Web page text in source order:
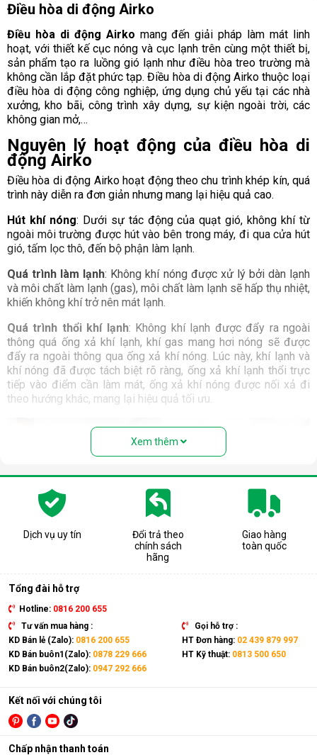
Điều hòa di động Airko
Điều hòa di động Airko mang đến giải pháp làm mát linh
hoạt, với thiết kế cục nóng và cục lạnh trên cùng một thiết bị,
sản phẩm tạo ra luồng gió lạnh như điều hòa treo trường mà
không cần lắp đặt phức tạp. Điều hòa di động Airko thuộc loại
điều hòa di động công nghiệp, ứng dụng chủ yếu tại các nhà
xưởng, kho bãi, công trình xây dựng, sự kiện ngoài trời, các
không gian mở,…
Nguyên lý hoạt động của điều hòa di
động Airko
Điều hòa di động Airko hoạt động theo chu trình khép kín, quá
trình này diễn ra đơn giản nhưng mang lại hiệu quả cao.
Hút khí nóng: Dưới sự tác động của quạt gió, không khí từ
ngoài môi trường được hút vào bên trong máy, đi qua cửa hút
gió, tấm lọc thô, đến bộ phận làm lạnh.
Quá trình làm lạnh: Không khí nóng được xử lý bởi dàn lạnh
và môi chất làm lạnh (gas), môi chất làm lạnh sẽ hấp thụ nhiệt,
khiến không khí trở nên mát lạnh.
Quá trình thổi khí lạnh: Không khí lạnh được đẩy ra ngoài
thông quá ống xả khí lạnh, khí gas mang hơi nóng sẽ được
đẩy ra ngoài thông qua ống xả khí nóng. Lúc này, khí lạnh và
khí nóng đã được tách biệt rõ ràng, ống xả khí lạnh thổi trực
tiếp vào điểm cần làm mát, ống xả khí nóng được nối xả đi
theo hướng khác, mang lại hiệu quả tối ưu.
Lợi ích khi sử dụng điều hòa di động
Airko
Sử dụng điều hòa di động Airko giúp làm mát nhanh chóng,
mang lại sự tiện lợi và tiết kiệm chi phí đầu tư lâu dài.
Dễ dàng di chuyển, có tính di động cao
Điều hòa di động Airko sở hữu thiết kế gọn gàng, vuông vắn,
Xem thêm
Dịch vụ uy tín
Đổi trả theo
chính sách
hãng
Giao hàng
toàn quốc
Tổng đài hỗ trợ
Hotline: 0816 200 655
Tư vấn mua hàng :
KD Bán lẻ (Zalo): 0816 200 655
KD Bán buôn1(Zalo): 0878 229 666
KD Bán buôn2(Zalo): 0947 292 666
Gọi hỗ trợ :
HT Đơn hàng: 02 439 879 997
HT Kỹ thuật: 0813 500 650
Kết nối với chúng tôi
Chấp nhận thanh toán